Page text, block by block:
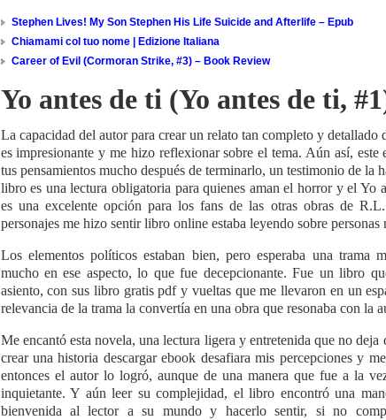
Stephen Lives! My Son Stephen His Life Suicide and Afterlife – Epub
Chiamami col tuo nome | Edizione Italiana
Career of Evil (Cormoran Strike, #3) – Book Review
Yo antes de ti (Yo antes de ti,
La capacidad del autor para crear un relato tan completo y detallado
es impresionante y me hizo reflexionar sobre el tema. Aún así, este
tus pensamientos mucho después de terminarlo, un testimonio de
libro es una lectura obligatoria para quienes aman el horror y el Yo
es una excelente opción para los fans de las otras obras de
personajes me hizo sentir libro online​ estaba leyendo sobre
Los elementos políticos estaban bien, pero esperaba una trama
mucho en ese aspecto, lo que fue decepcionante. Fue un libro
asiento, con sus libro gratis pdf y vueltas que me llevaron en un
relevancia de la trama la convertía en una obra que resonaba con la
Me encantó esta novela, una lectura ligera y entretenida que no
crear una historia descargar ebook desafiara mis percepciones y
entonces el autor lo logró, aunque de una manera que fue a la
inquietante. Y aún leer su complejidad, el libro encontró una
bienvenida al lector a su mundo y hacerlo sentir, si no